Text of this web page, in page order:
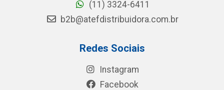
(11) 3324-6411
b2b@atefdistribuidora.com.br
Redes Sociais
Instagram
Facebook